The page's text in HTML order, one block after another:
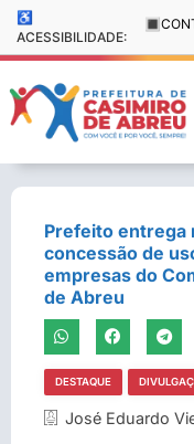
♿
ACESSIBILIDADE:
🔳
Prefeito entrega
concessão de
empresas do
de Abreu
DESTAQUE
José Eduardo